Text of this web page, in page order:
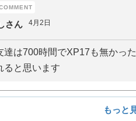
さん 4月2日
達は700時間でXP17も無かっ
ると思います
もっと